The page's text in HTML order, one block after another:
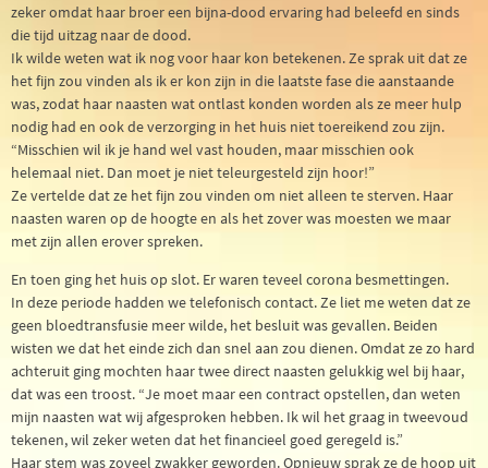
zeker omdat haar broer een bijna-dood ervaring had beleefd en sinds
die tijd uitzag naar de dood.
Ik wilde weten wat ik nog voor haar kon betekenen. Ze sprak uit dat ze
het fijn zou vinden als ik er kon zijn in die laatste fase die aanstaande
was, zodat haar naasten wat ontlast konden worden als ze meer hulp
nodig had en ook de verzorging in het huis niet toereikend zou zijn.
“Misschien wil ik je hand wel vast houden, maar misschien ook
helemaal niet. Dan moet je niet teleurgesteld zijn hoor!”
Ze vertelde dat ze het fijn zou vinden om niet alleen te sterven. Haar
naasten waren op de hoogte en als het zover was moesten we maar
met zijn allen erover spreken.
En toen ging het huis op slot. Er waren teveel corona besmettingen.
In deze periode hadden we telefonisch contact. Ze liet me weten dat ze
geen bloedtransfusie meer wilde, het besluit was gevallen. Beiden
wisten we dat het einde zich dan snel aan zou dienen. Omdat ze zo hard
achteruit ging mochten haar twee direct naasten gelukkig wel bij haar,
dat was een troost. “Je moet maar een contract opstellen, dan weten
mijn naasten wat wij afgesproken hebben. Ik wil het graag in tweevoud
tekenen, wil zeker weten dat het financieel goed geregeld is.”
Haar stem was zoveel zwakker geworden. Opnieuw sprak ze de hoop uit